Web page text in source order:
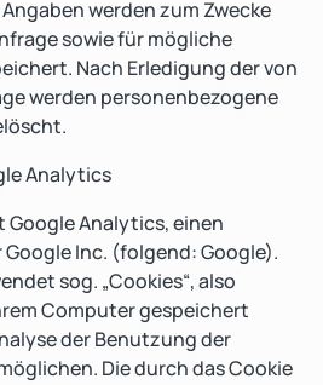
werden zum Zwecke
sowie für mögliche
Nach Erledigung der von
werden personenbezogene
Analytics
Google Analytics, einen
Inc. (folgend: Google).
sog. „Cookies“, also
Computer gespeichert
der Benutzung der
Die durch das Cookie